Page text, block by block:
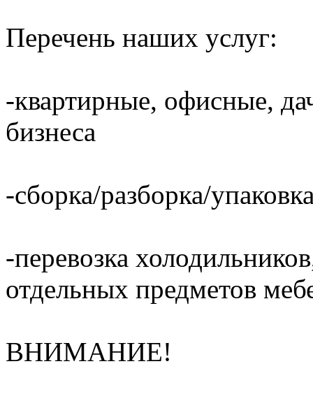
Перечень наших услуг:
-квартирные, офисные,
бизнеса
-сборка/разборка/
-перевозка
отдельных предметов
ВНИМАНИЕ!